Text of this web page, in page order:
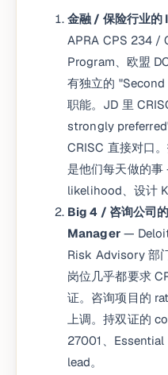
金融 / 保险行业
APRA CPS 234 /
Program、欧盟
有独立的
职能。JD 里
strongly
CRISC 直接对口
是他们每天做的
likelihood、设计
Big 4 / 咨询公司
Manager—
Risk Advisory 部
岗位几乎都要求
证。咨询项目的
上调。持双证的
27001、Essential
lead。